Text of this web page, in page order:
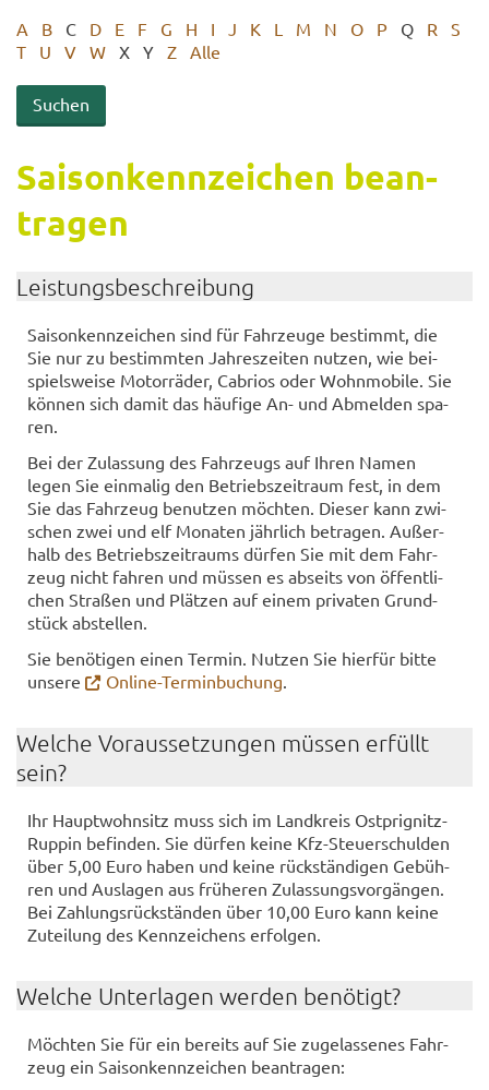
A B C D E F G H I J K L M N O P Q R
S
T
U V W X Y Z Alle
Sai­son­kenn­zei­chen be­an­
tra­gen
Leis­tungs­be­schrei­bung
Sai­son­kenn­zei­chen sind für Fahr­zeu­ge be­stimmt, die
Sie nur zu be­stimm­ten Jah­res­zei­ten nut­zen, wie bei­
spiels­wei­se Mo­tor­rä­der, Ca­bri­os oder Wohn­mo­bi­le. Sie
kön­nen sich damit das häu­fi­ge An- und Ab­mel­den spa­
ren.
Bei der Zu­las­sung des Fahr­zeugs auf Ihren Namen
legen Sie ein­ma­lig den Be­triebs­zeit­raum fest, in dem
Sie das Fahr­zeug be­nut­zen möch­ten. Die­ser kann zwi­
schen zwei und elf Mo­na­ten jähr­lich be­tra­gen. Au­ßer­
halb des Be­triebs­zeit­raums dür­fen Sie mit dem Fahr­
zeug nicht fah­ren und müs­sen es ab­seits von öf­fent­li­
chen Stra­ßen und Plät­zen auf einem pri­va­ten Grund­
stück ab­stel­len.
Sie be­nö­ti­gen einen Ter­min. Nut­zen Sie hier­für bitte
un­se­re
Online-​Terminbuchung.
Wel­che Vor­aus­set­zun­gen müs­sen er­füllt
sein?
Ihr Haupt­wohn­sitz muss sich im Land­kreis Ostprignitz-​
Ruppin be­fin­den. Sie dür­fen keine Kfz-​Steuerschulden
über 5,00 Euro haben und keine rück­stän­di­gen Ge­büh­
ren und Aus­la­gen aus frü­he­ren Zu­las­sungs­vor­gän­gen.
Bei Zah­lungs­rück­stän­den über 10,00 Euro kann keine
Zu­tei­lung des Kenn­zei­chens er­fol­gen.
Wel­che Un­ter­la­gen wer­den be­nö­tigt?
Möch­ten Sie für ein be­reits auf Sie zu­ge­las­se­nes Fahr­
zeug ein Sai­son­kenn­zei­chen be­an­tra­gen: